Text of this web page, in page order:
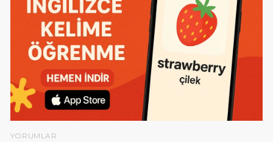
YORUMLAR